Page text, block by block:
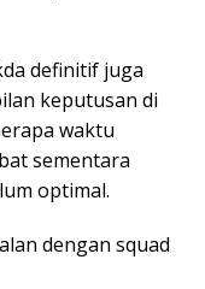
definitif juga
keputusan di
waktu
sementara
optimal.
dengan squad